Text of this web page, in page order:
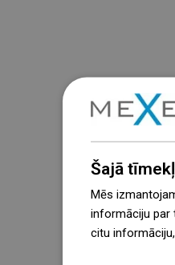
Šajā
Mēs
informāciju par
citu